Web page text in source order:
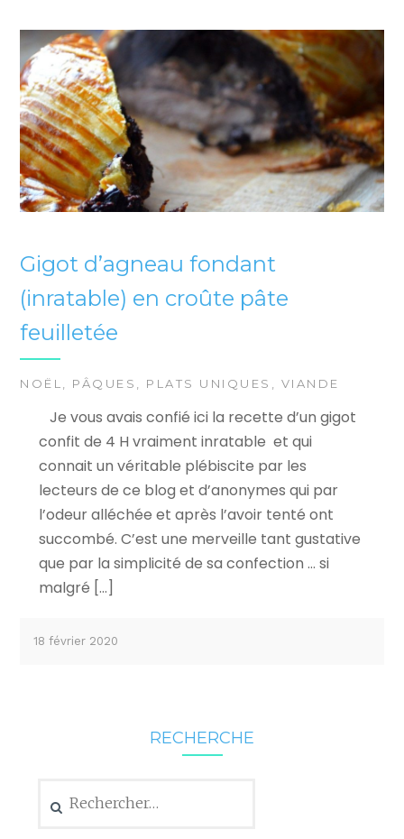
Gigot d’agneau fondant
(inratable) en croûte pâte
feuilletée
NOËL, PÂQUES , PLATS UNIQUES , VIANDE
Je vous avais confié ici la recette d’un gigot
confit de 4 H vraiment inratable et qui
connait un véritable plébiscite par les
lecteurs de ce blog et d’anonymes qui par
l’odeur alléchée et après l’avoir tenté ont
succombé. C’est une merveille tant gustative
que par la simplicité de sa confection … si
malgré […]
18 février 2020
RECHERCHE